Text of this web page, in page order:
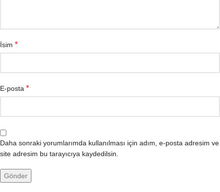
İsim *
E-posta *
Daha sonraki yorumlarımda kullanılması için adım, e-posta adresim ve
site adresim bu tarayıcıya kaydedilsin.